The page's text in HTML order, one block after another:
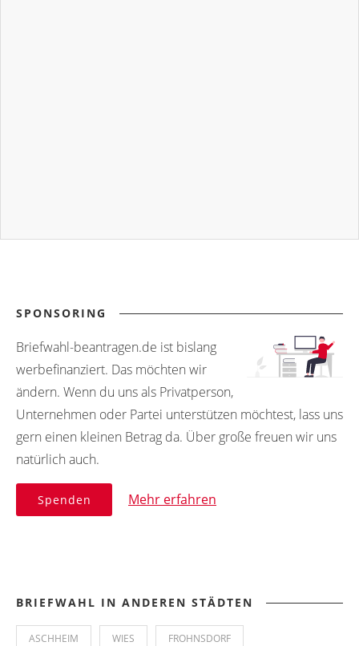
SPONSORING
Briefwahl-beantragen.de ist bislang
werbefinanziert. Das möchten wir
ändern. Wenn du uns als Privatperson,
Unternehmen oder Partei unterstützen möchtest, lass uns
gern einen kleinen Betrag da. Über große freuen wir uns
natürlich auch.
Spenden Mehr erfahren
BRIEFWAHL IN ANDEREN STÄDTEN
ASCHHEIM WIES FROHNSDORF